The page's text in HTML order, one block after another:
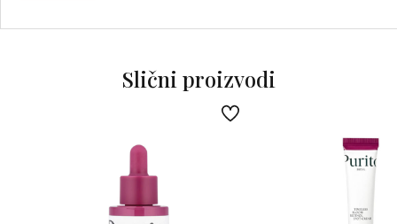
Slični proizvodi